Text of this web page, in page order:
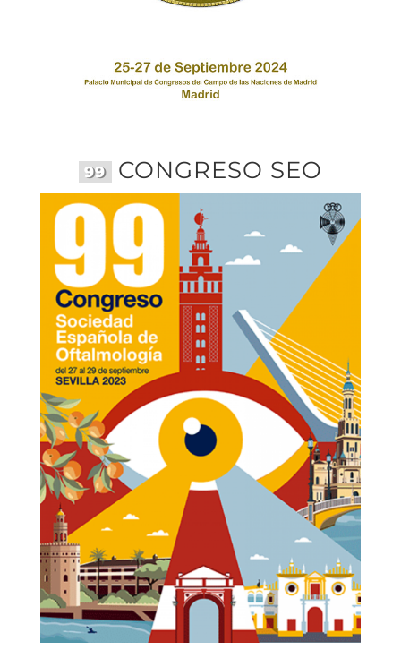
99 CONGRESO SEO